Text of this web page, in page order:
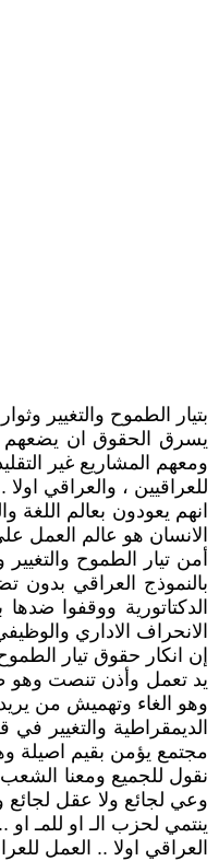
يسرق الحقوق ان يضعهم
ومعهم المشاريع غير
للعراقيين ، والعراقي
انهم يعودون بعالم اللغة
الانسان هو عالم العمل
أمن تيار الطموح
بالنموذج العراقي بدون
الدكتاتورية ووقفوا
الانحراف الاداري
إن انكار حقوق تيار
يد تعمل وأذن تنصت وهو
الديمقراطية والتغيير
مجتمع يؤمن بقيم اصيلة
نقول للجميع ومعنا
وعي لجائع ولا عقل لجائع
ينتمي لحزب الـ او للمـ
العراقي اولا .. العمل